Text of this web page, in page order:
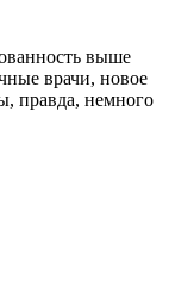
выше
врачи, новое
правда, немного